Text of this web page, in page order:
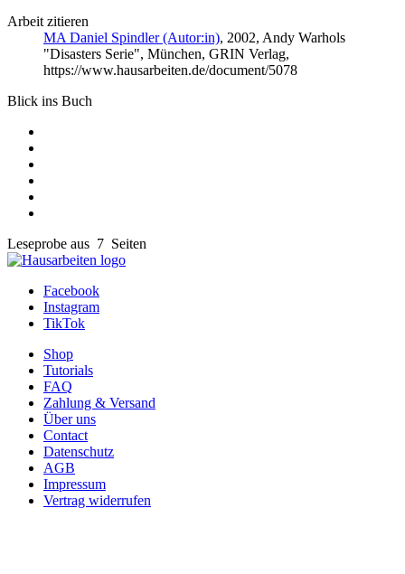
Arbeit zitieren
MA Daniel Spindler (Autor:in), 2002, Andy Warhols
"Disasters Serie", München, GRIN Verlag,
https://www.hausarbeiten.de/document/5078
Blick ins Buch
Leseprobe aus 7 Seiten
Facebook
Instagram
TikTok
Shop
Tutorials
FAQ
Zahlung & Versand
Über uns
Contact
Datenschutz
AGB
Impressum
Vertrag widerrufen